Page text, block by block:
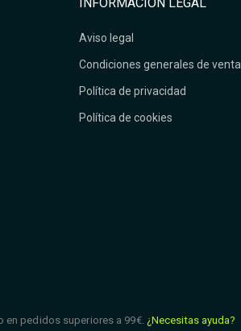
Aviso legal
Condiciones generales de venta
Política de privacidad
Política de cookies
en pedidos superiores a 99€. ¿Necesitas ayuda?